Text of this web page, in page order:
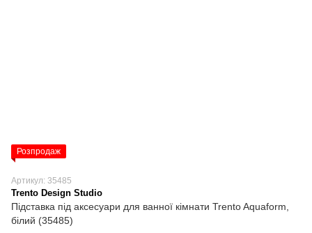
Розпродаж
Артикул: 35485
Trento Design Studio
Підставка під аксесуари для ванної кімнати Trento Aquaform,
білий (35485)